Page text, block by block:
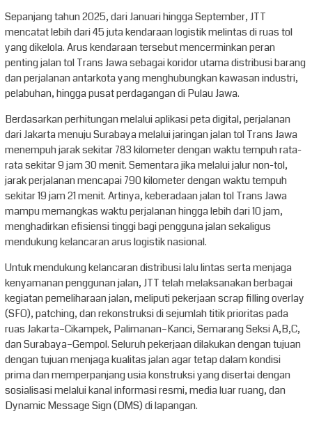
Sepanjang tahun 2025, dari Januari hingga September, JTT
mencatat lebih dari 45 juta kendaraan logistik melintas di ruas tol
yang dikelola. Arus kendaraan tersebut mencerminkan peran
penting jalan tol Trans Jawa sebagai koridor utama distribusi barang
dan perjalanan antarkota yang menghubungkan kawasan industri,
pelabuhan, hingga pusat perdagangan di Pulau Jawa.
Berdasarkan perhitungan melalui aplikasi peta digital, perjalanan
dari Jakarta menuju Surabaya melalui jaringan jalan tol Trans Jawa
menempuh jarak sekitar 783 kilometer dengan waktu tempuh rata-
rata sekitar 9 jam 30 menit. Sementara jika melalui jalur non-tol,
jarak perjalanan mencapai 790 kilometer dengan waktu tempuh
sekitar 19 jam 21 menit. Artinya, keberadaan jalan tol Trans Jawa
mampu memangkas waktu perjalanan hingga lebih dari 10 jam,
menghadirkan efisiensi tinggi bagi pengguna jalan sekaligus
mendukung kelancaran arus logistik nasional.
Untuk mendukung kelancaran distribusi lalu lintas serta menjaga
kenyamanan penggunan jalan, JTT telah melaksanakan berbagai
kegiatan pemeliharaan jalan, meliputi pekerjaan scrap filling overlay
(SFO), patching, dan rekonstruksi di sejumlah titik prioritas pada
ruas Jakarta–Cikampek, Palimanan–Kanci, Semarang Seksi A,B,C,
dan Surabaya–Gempol. Seluruh pekerjaan dilakukan dengan tujuan
dengan tujuan menjaga kualitas jalan agar tetap dalam kondisi
prima dan memperpanjang usia konstruksi yang disertai dengan
sosialisasi melalui kanal informasi resmi, media luar ruang, dan
Dynamic Message Sign (DMS) di lapangan.